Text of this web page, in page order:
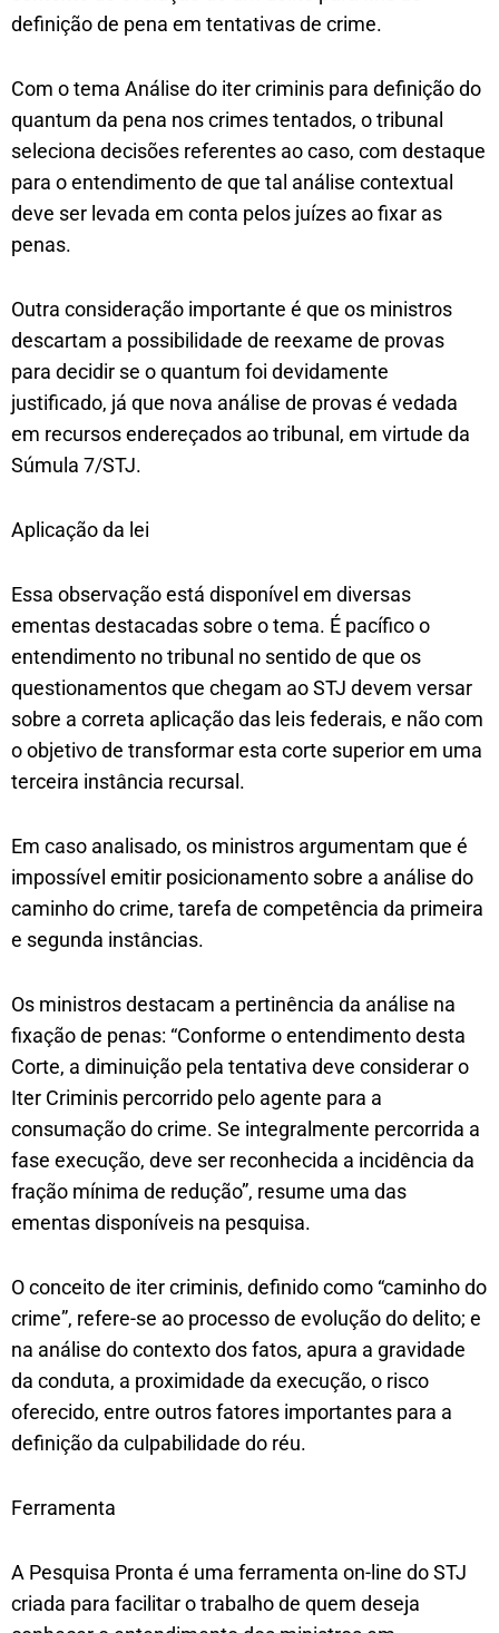
definição de pena em tentativas de crime.
Com o tema Análise do iter criminis para definição do
quantum da pena nos crimes tentados, o tribunal
seleciona decisões referentes ao caso, com destaque
para o entendimento de que tal análise contextual
deve ser levada em conta pelos juízes ao fixar as
penas.
Outra consideração importante é que os ministros
descartam a possibilidade de reexame de provas
para decidir se o quantum foi devidamente
justificado, já que nova análise de provas é vedada
em recursos endereçados ao tribunal, em virtude da
Súmula 7/STJ.
Aplicação da lei
Essa observação está disponível em diversas
ementas destacadas sobre o tema. É pacífico o
entendimento no tribunal no sentido de que os
questionamentos que chegam ao STJ devem versar
sobre a correta aplicação das leis federais, e não com
o objetivo de transformar esta corte superior em uma
terceira instância recursal.
Em caso analisado, os ministros argumentam que é
impossível emitir posicionamento sobre a análise do
caminho do crime, tarefa de competência da primeira
e segunda instâncias.
Os ministros destacam a pertinência da análise na
fixação de penas: “Conforme o entendimento desta
Corte, a diminuição pela tentativa deve considerar o
Iter Criminis percorrido pelo agente para a
consumação do crime. Se integralmente percorrida a
fase execução, deve ser reconhecida a incidência da
fração mínima de redução”, resume uma das
ementas disponíveis na pesquisa.
O conceito de iter criminis, definido como “caminho do
crime”, refere-se ao processo de evolução do delito; e
na análise do contexto dos fatos, apura a gravidade
da conduta, a proximidade da execução, o risco
oferecido, entre outros fatores importantes para a
definição da culpabilidade do réu.
Ferramenta
A Pesquisa Pronta é uma ferramenta on-line do STJ
criada para facilitar o trabalho de quem deseja